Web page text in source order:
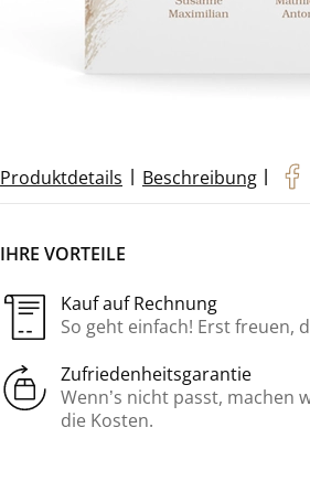
Produktdetails | Beschreibung |
IHRE VORTEILE
Kauf auf Rechnung
So geht einfach! Erst freuen,
Zufriedenheitsgarantie
Wenn’s nicht passt, machen
die Kosten.